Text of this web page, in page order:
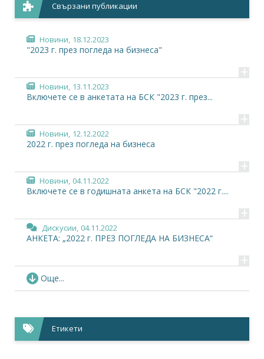
Свързани публикации
Новини, 18.12.2023
"2023 г. през погледа на бизнеса"
+
Новини, 13.11.2023
Включете се в анкетата на БСК "2023 г. през...
+
Новини, 12.12.2022
2022 г. през погледа на бизнеса
+
Новини, 04.11.2022
Включете се в годишната анкета на БСК "2022 г....
+
Дискусии, 04.11.2022
АНКЕТА: „2022 г. ПРЕЗ ПОГЛЕДА НА БИЗНЕСА“
+
Новини,
"2021 г. през погледа на бизнеса"
Дискусии,
Анкета "2021 г. през погледа на бизнеса"
Още...
Етикети